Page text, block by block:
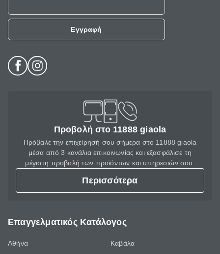
Εγγραφή
Προβολή στο 11888 giaola
Πρόβαλε την επιχείρησή σου σήμερα στο 11888 giaola
μέσα από 3 κανάλια επικοινωνίας και εξασφάλισε τη
μέγιστη προβολή των προϊόντων και υπηρεσιών σου.
Περισσότερα
Επαγγελματικός Κατάλογος
Αθήνα
Καβάλα